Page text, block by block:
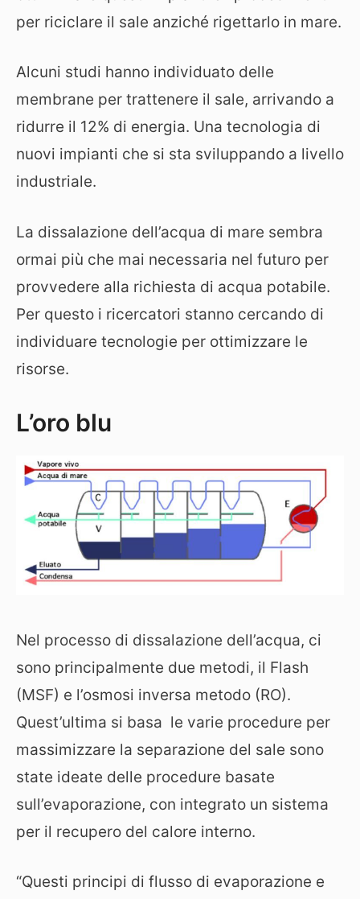
per riciclare il sale anziché rigettarlo in mare.
Alcuni studi hanno individuato delle
membrane per trattenere il sale, arrivando a
ridurre il 12% di energia. Una tecnologia di
nuovi impianti che si sta sviluppando a livello
industriale.
La dissalazione dell’acqua di mare sembra
ormai più che mai necessaria nel futuro per
provvedere alla richiesta di acqua potabile.
Per questo i ricercatori stanno cercando di
individuare tecnologie per ottimizzare le
risorse.
L’oro blu
Nel processo di dissalazione dell’acqua, ci
sono principalmente due metodi, il Flash
(MSF) e l’osmosi inversa metodo (RO).
Quest’ultima si basa le varie procedure per
massimizzare la separazione del sale sono
state ideate delle procedure basate
sull’evaporazione, con integrato un sistema
per il recupero del calore interno.
“Questi principi di flusso di evaporazione e